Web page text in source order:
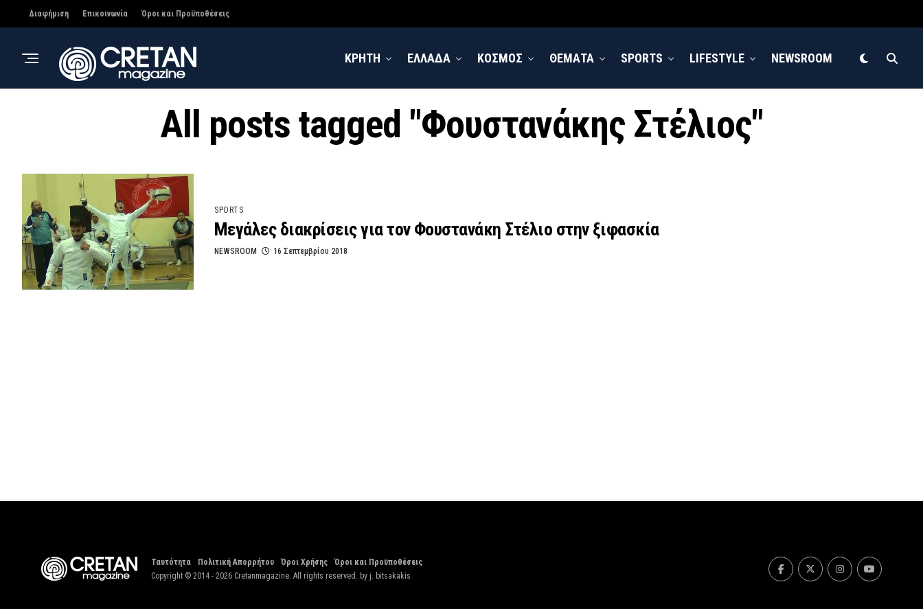
Διαφήμιση Επικοινωνία Όροι και Προϋποθέσεις
ΚΡΗΤΗ ΕΛΛΑΔΑ ΚΟΣΜΟΣ ΘΕΜΑΤΑ SPORTS LIFESTYLE NEWSROOM
All posts tagged "Φουστανάκης Στέλιος"
SPORTS
Μεγάλες διακρίσεις για τον Φουστανάκη Στέλιο στην ξιφασκία
NEWSROOM 16 Σεπτεμβρίου 2018
Ταυτότητα Πολιτική Απορρήτου Όροι Χρήσης
Όροι και Προϋποθέσεις
Copyright © 2014 - 2026 Cretanmagazine. All rights reserved. by j. bitsakakis